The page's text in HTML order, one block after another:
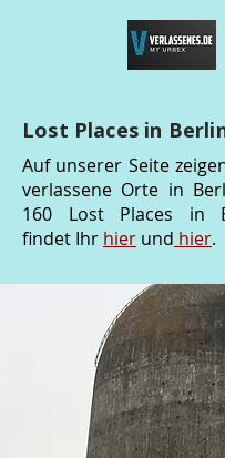
Lost Places in
Auf unserer Seite
verlassene Orte in
160 Lost Places in
findet Ihr hier und hier.